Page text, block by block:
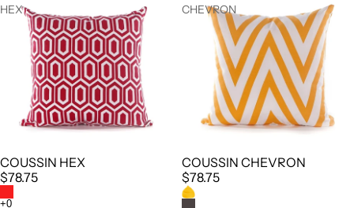
HEX
COUSSIN HEX
$78.75
CHEVRON
COUSSIN CHEVRON
$78.75